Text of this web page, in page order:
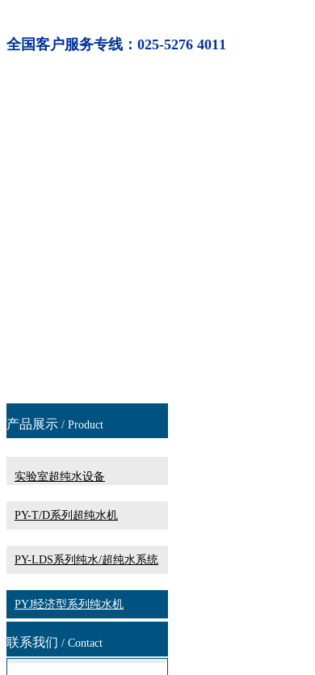
全国客户服务专线： 025-5276 4011
产品展示/ Product
实验室超纯水设备
PY-T/D系列超纯水机
PY-LDS系列纯水/超纯水系统
PYJ经济型系列纯水机
PY-DY动物饮用型纯水机
联系我们 / Contact